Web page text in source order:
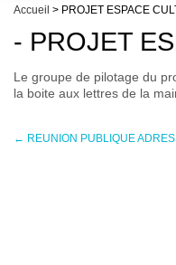
Accueil > PROJET ESPACE
- PROJET
Le groupe de pilotage du
la boite aux lettres de la
← REUNION PUBLIQUE